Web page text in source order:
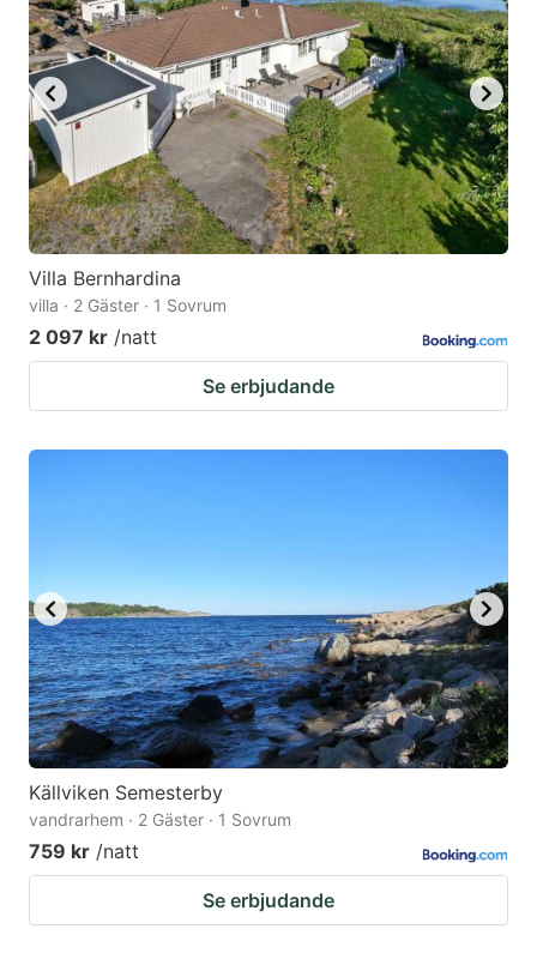
Villa Bernhardina
villa · 2 Gäster · 1 Sovrum
2 097 kr /natt
Se erbjudande
Källviken Semesterby
vandrarhem · 2 Gäster · 1 Sovrum
759 kr /natt
Se erbjudande